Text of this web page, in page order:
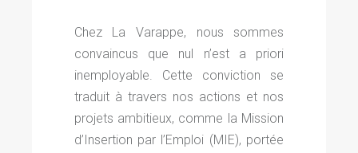
Chez La Varappe, nous sommes
convaincus que nul n’est a priori
inemployable. Cette conviction se
traduit à travers nos actions et nos
projets ambitieux, comme la Mission
d’Insertion par l’Emploi (MIE), portée